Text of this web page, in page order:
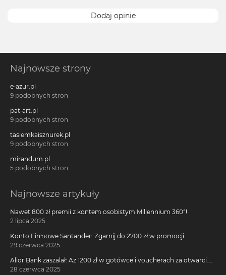
Dodaj opinie
Najnowsze strony
e-azur.pl
9 podobnych stron
pat-art.pl
9 podobnych stron
tasiemkaisznurek.pl
9 podobnych stron
mirandum.pl
5 podobnych stron
Najnowsze artykuły
Nawet 800 zł premii z kontem osobistym Millennium 360°!
2 lipca 2025
Konto Firmowe Santander: Zgarnij do 2700 zł w promocji
29 czerwca 2025
Alior Bank zaszalał: Aż 1200 zł w gotówce i voucherach za otwarcie
darmowego konta!
28 czerwca 2025